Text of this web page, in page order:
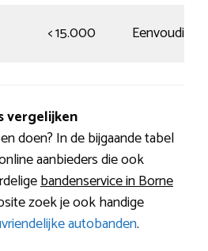
< 15.000 Eenvoudig
vergelijken
doen? In de bijgaande tabel
aanbieders die ook
bandenservice in Borne
zoek je ook handige
autobanden.